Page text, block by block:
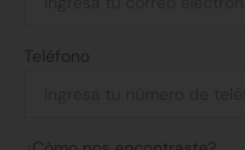
Teléfono